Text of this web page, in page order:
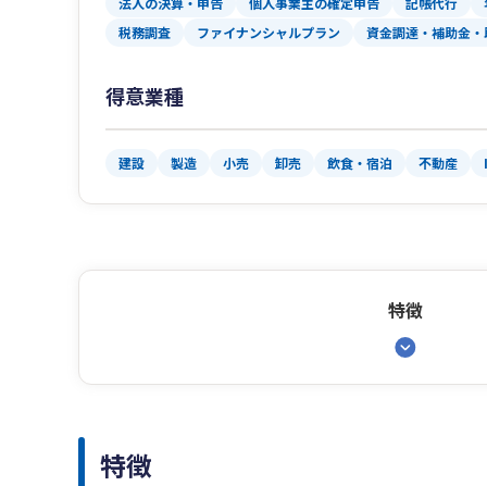
税務調査
ファイナンシャルプラン 資金調達・補助金
得意業種
建設 製造 小売 卸売 飲食・宿泊 不動産
特徴
特徴